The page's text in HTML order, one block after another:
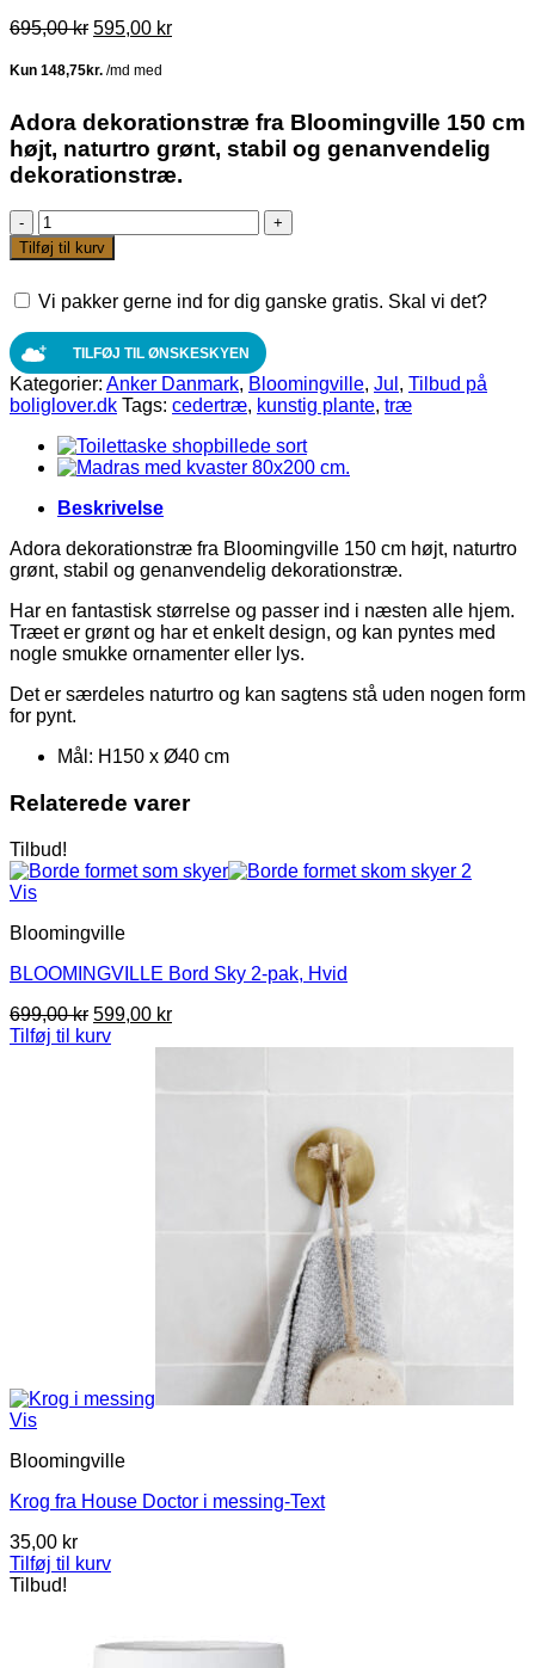
695,00kr Den
pris
695,00 kr.
595,00 krDen
595,00 kr.
Adora dekorationstræ fra Bloomingville 150 cm
højt, naturtro grønt, stabil og genanvendelig
dekorationstræ.
Bloomingville
-
Adora
Grøn,
-
H150
cm.
antal
Tilføj til kurv
Vi pakker gerne ind for dig ganske gratis. Skal vi det?
TILFØJ TIL ØNSKESKYEN
Kategorier: Anker Danmark, Bloomingville, Jul , Tilbud på
boliglover.dk Tags: cedertræ, kunstig plante, træ
Beskrivelse
Adora dekorationstræ fra Bloomingville 150 cm højt, naturtro
grønt, stabil og genanvendelig dekorationstræ.
Har en fantastisk størrelse og passer ind i næsten alle hjem.
Træet er grønt og har et enkelt design, og kan pyntes med
nogle smukke ornamenter eller lys.
Det er særdeles naturtro og kan sagtens stå uden nogen form
for pynt.
Mål: H150 x Ø40 cm
Relaterede varer
Tilbud!
Vis
Bloomingville
BLOOMINGVILLE Bord Sky 2-pak, Hvid
699,00kr Den
oprindelige
599,00 krDen
Tilføj til kurv
Vis
Bloomingville
Krog fra House Doctor i messing-Text
35,00 kr
Tilføj til kurv
Tilbud!